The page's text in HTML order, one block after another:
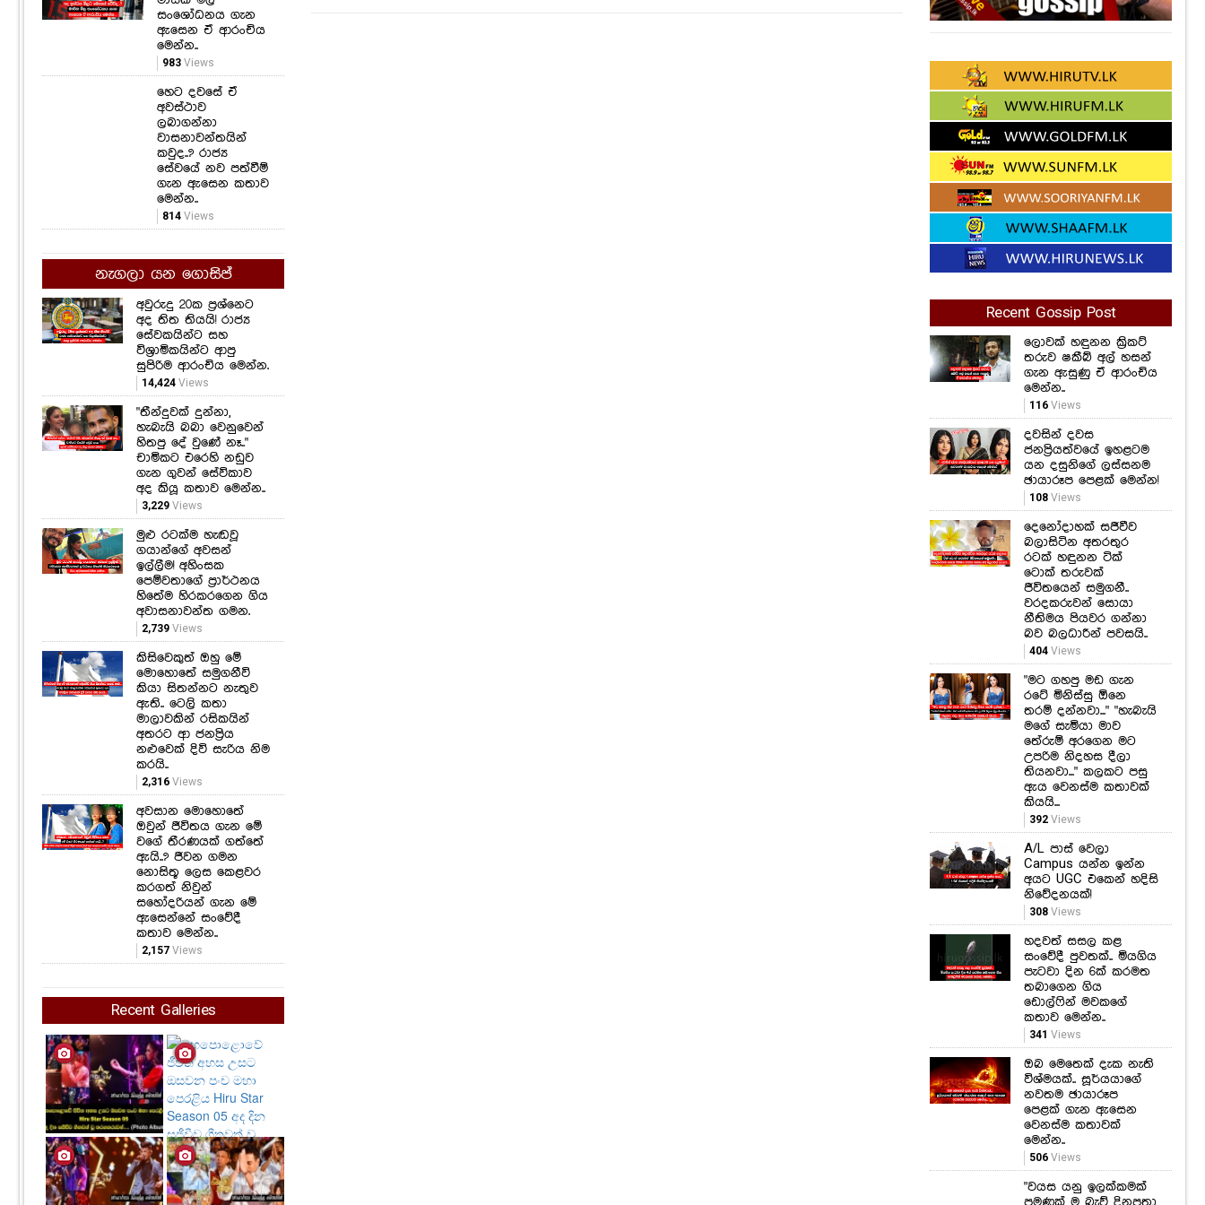
Recent Gossip Post
ලොවක් හඳුනන ක්‍රිකට්
තරුව ෂකීබ් අල් හසන්
ගැන ඇසුණු ඒ ආරංචිය
මෙන්න..
116 Views
දවසින් දවස
ජනප්‍රියත්වයේ ඉහළටම
යන දසුනිගේ ලස්සනම
ඡායාරූප පෙළක් මෙන්න!
108 Views
දෙනෝදාහක් සජීවීව
බලාසිටින අතරතුර
රටක් හඳුනන ටික්
ටොක් තරුවක්
ජීවිතයෙන් සමුගනී..
වරදකරුවන් සොයා
නීතිමය පියවර ගන්නා
බව බලධාරීන් පවසයි..
404 Views
"මට ගහපු මඩ ගැන
රටේ මිනිස්සු ඕනෙ
තරම් දන්නවා..." "හැබැයි
මගේ සැමියා මාව
තේරුම් අරගෙන මට
උපරිම නිදහස දීලා
තියනවා..." කලකට පසු
ඇය වෙනස්ම කතාවක්
කියයි...
392 Views
A/L පාස් වෙලා
Campus යන්න ඉන්න
අයට UGC එකෙන් හදිසි
නිවේදනයක්!
308 Views
හදවත් සසල කළ
සංවේදී පුවතක්.. මියගිය
පැටවා දින 6ක් කරමත
තබාගෙන ගිය
ඩොල්ෆින් මවකගේ
කතාව මෙන්න..
341 Views
ඔබ මෙතෙක් දැක නැති
විශ්මයක්.. සූර්යයාගේ
නවතම ඡායාරූප
පෙළක් ගැන ඇසෙන
වෙනස්ම කතාවක්
මෙන්න..
506 Views
"වයස යනු ඉලක්කමක්
සංශෝධනය ගැන
ඇසෙන ඒ ආරංචිය
මෙන්න..
983Views
හෙට දවසේ ඒ
අවස්ථාව
ලබාගන්නා
වාසනාවන්තයින්
කවුද..? රාජ්‍ය
සේවයේ නව පත්වීම්
ගැන ඇසෙන කතාව
මෙන්න..
814Views
නැගලා යන ගොසිප්
අවුරුදු 20ක ප්‍රශ්නෙට
අද තිත තියයි! රාජ්‍ය
සේවකයින්ට සහ
විශ්‍රාමිකයින්ට ආපු
සුපිරිම ආරංචිය මෙන්න.
14,424 Views
"තීන්දුවක් දුන්නා,
හැබැයි බබා වෙනුවෙන්
හිතපු දේ වුණේ නෑ.."
චාමිකට එරෙහි නඩුව
ගැන ගුවන් සේවිකාව
අද කියූ කතාව මෙන්න..
3,229 Views
මුළු රටක්ම හැඬවූ
ගයාන්ගේ අවසන්
ඉල්ලීම! අහිංසක
පෙම්වතාගේ ප්‍රාර්ථනය
හිතේම හිරකරගෙන ගිය
අවාසනාවන්ත ගමන.
2,739 Views
කිසිවෙකුත් ඔහු මේ
මොහොතේ සමුගනීවි
කියා සිතන්නට නැතුව
ඇති.. ටෙලි කතා
මාලාවකින් රසිකයින්
අතරට ආ ජනප්‍රිය
නළුවෙක් දිවි සැරිය නිම
කරයි..
2,316 Views
අවසාන මොහොතේ
ඔවුන් ජීවිතය ගැන මේ
වගේ තීරණයක් ගත්තේ
ඇයි..? ජීවන ගමන
නොසිතූ ලෙස කෙළවර
කරගත් නිවුන්
සහෝදරියන් ගැන මේ
ඇසෙන්නේ සංවේදී
කතාව මෙන්න..
2,157 Views
Recent Galleries